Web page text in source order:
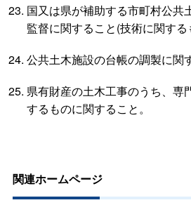
国又は県が補助する市町村公共
監督に関すること(技術に関する
公共土木施設の台帳の調製に関
県有財産の土木工事のうち、専
するものに関すること。
関連ホームページ